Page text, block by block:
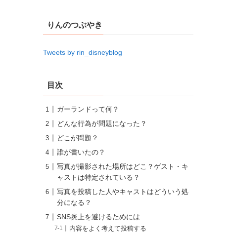
りんのつぶやき
Tweets by rin_disneyblog
目次
ガーランドって何？
どんな行為が問題になった？
どこが問題？
誰が書いたの？
写真が撮影された場所はどこ？ゲスト・キ
ャストは特定されている？
写真を投稿した人やキャストはどういう処
分になる？
SNS炎上を避けるためには
内容をよく考えて投稿する